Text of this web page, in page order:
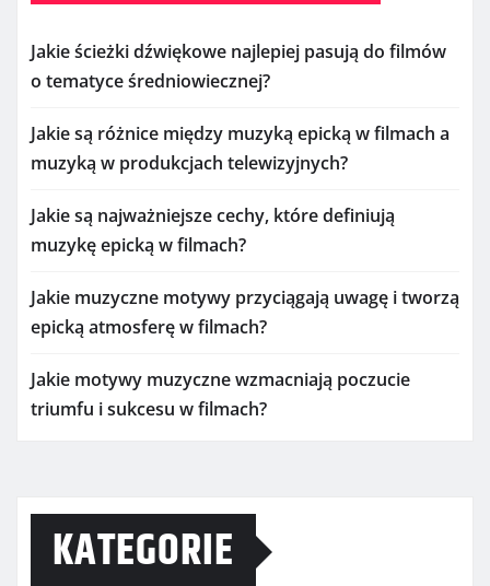
Jakie ścieżki dźwiękowe najlepiej pasują do filmów
o tematyce średniowiecznej?
Jakie są różnice między muzyką epicką w filmach a
muzyką w produkcjach telewizyjnych?
Jakie są najważniejsze cechy, które definiują
muzykę epicką w filmach?
Jakie muzyczne motywy przyciągają uwagę i tworzą
epicką atmosferę w filmach?
Jakie motywy muzyczne wzmacniają poczucie
triumfu i sukcesu w filmach?
KATEGORIE